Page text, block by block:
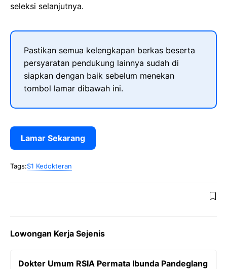
seleksi selanjutnya.
Pastikan semua kelengkapan berkas beserta
persyaratan pendukung lainnya sudah di
siapkan dengan baik sebelum menekan
tombol lamar dibawah ini.
Lamar Sekarang
Tags:S1 Kedokteran
Lowongan Kerja Sejenis
Dokter Umum RSIA Permata Ibunda Pandeglang